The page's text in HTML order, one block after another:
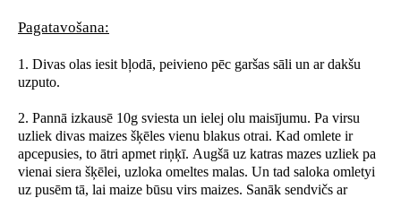
Pagatavošana:
1. Divas olas iesit bļodā, peivieno pēc garšas sāli un ar dakšu
uzputo.
2. Pannā izkausē 10g sviesta un ielej olu maisījumu. Pa virsu
uzliek divas maizes šķēles vienu blakus otrai. Kad omlete ir
apcepusies, to ātri apmet riņķī. Augšā uz katras mazes uzliek pa
vienai siera šķēlei, uzloka omeltes malas. Un tad saloka omletyi
uz pusēm tā, lai maize būsu virs maizes. Sanāk sendvičs ar